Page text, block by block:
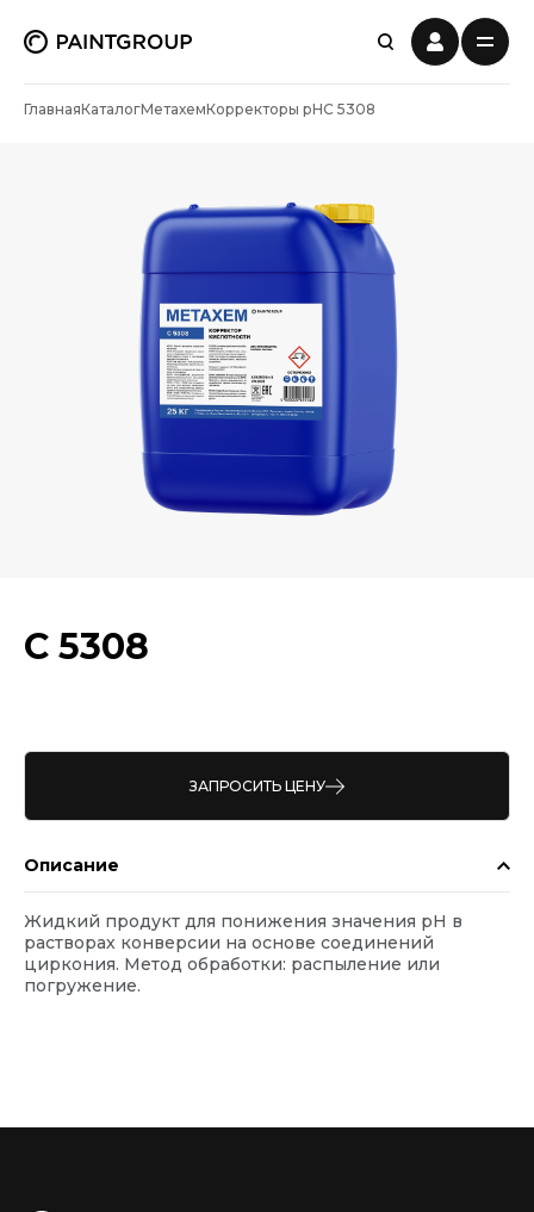
ГлавнаяКаталогМетахемКорректоры рНС 5308
С 5308
ЗАПРОСИТЬ ЦЕНУ
Описание
Жидкий продукт для понижения значения рН в
растворах конверсии на основе соединений
циркония. Метод обработки: распыление или
погружение.